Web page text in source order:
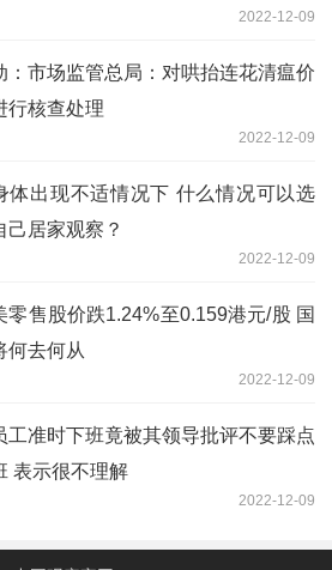
2022-12-09
：市场监管总局：对哄抬连花清瘟价
行核查处理
2022-12-09
体出现不适情况下 什么情况可以选
己居家观察？
2022-12-09
零售股价跌1.24%至0.159港元/股 国
何去何从
2022-12-09
工准时下班竟被其领导批评不要踩点
表示很不理解
2022-12-09